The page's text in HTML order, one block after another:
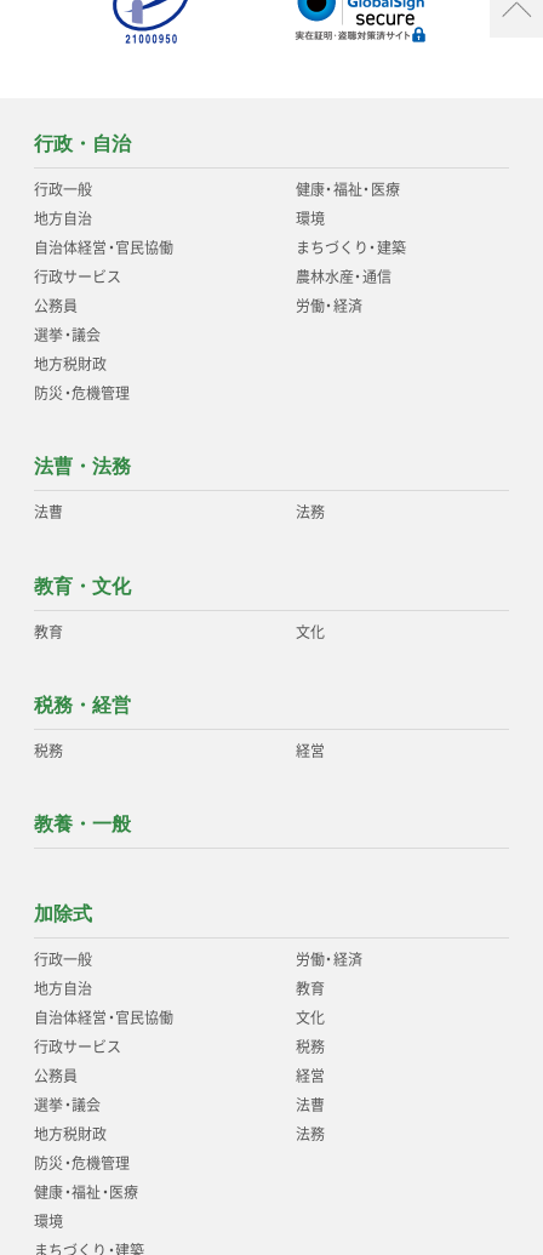
行政・自治
行政一般
地方自治
自治体経営・官民協働
行政サービス
公務員
選挙・議会
地方税財政
防災・危機管理
健康・福祉・医療
環境
まちづくり・建築
農林水産・通信
労働・経済
法曹・法務
法曹 法務
教育・文化
教育 文化
税務・経営
税務 経営
教養・一般
加除式
行政一般
地方自治
自治体経営・官民協働
行政サービス
公務員
選挙・議会
地方税財政
防災・危機管理
健康・福祉・医療
環境
まちづくり・建築
労働・経済
教育
文化
税務
経営
法曹
法務